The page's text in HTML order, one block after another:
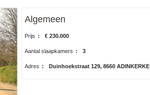
Algemeen
Prijs : € 230.000
Aantal slaapkamers : 3
Adres : Duinhoekstraat 129, 8660 ADINKERKE